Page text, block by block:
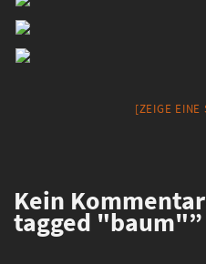
[ZEIGE EINE
Kein
tagged "baum"”